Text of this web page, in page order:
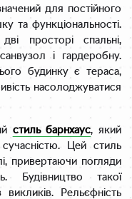
для постійного
та функціональності.
просторі спальні,
і гардеробну.
будинку є тераса,
насолоджуватися
стиль барнхаус, який
Цей стиль
привертаючи погляди
Будівництво такої
Рельєфність